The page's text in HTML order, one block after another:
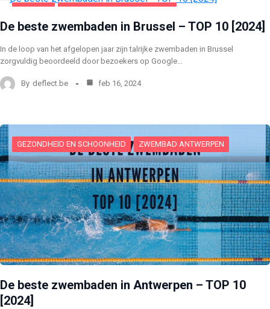
BRUSSEL GEZONDHEID EN SCHOONHEID
De beste zwembaden in Brussel – TOP 10 [2024]
In de loop van het afgelopen jaar zijn talrijke zwembaden in Brussel
zorgvuldig beoordeeld door bezoekers op Google…
By deflect.be feb 16, 2024
GEZONDHEID EN SCHOONHEID ZWEMBAD ANTWERPEN
De beste zwembaden in Antwerpen – TOP 10
[2024]